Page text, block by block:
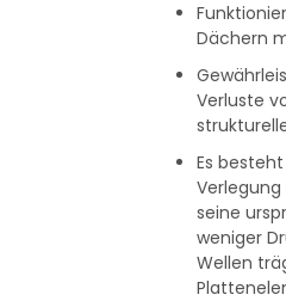
Dächern
Verluste
Es
seine
weniger
Wellen